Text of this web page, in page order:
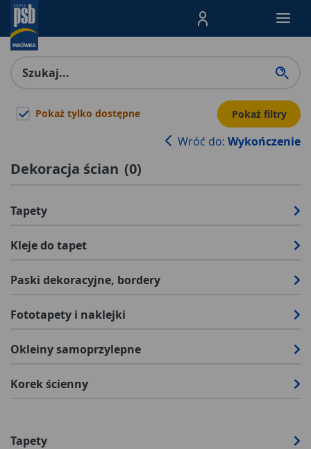
Menu Produktów,
Pokaż tylko dostępne Pokaż filtry
Wróć do: Wykończenie
Dekoracja ścian (0)
Tapety
Kleje do tapet
Paski dekoracyjne, bordery
Fototapety i naklejki
Okleiny samoprzylepne
Korek ścienny
Tapety